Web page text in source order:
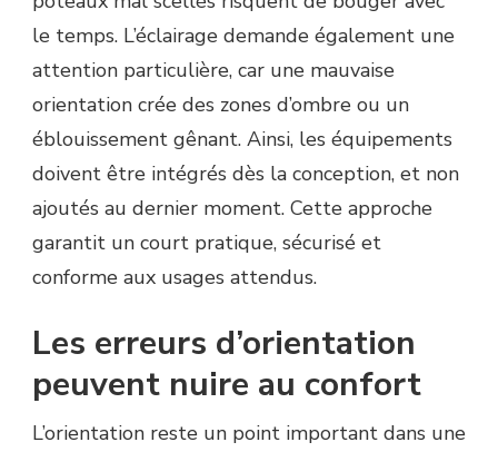
le temps. L’éclairage demande également une
attention particulière, car une mauvaise
orientation crée des zones d’ombre ou un
éblouissement gênant. Ainsi, les équipements
doivent être intégrés dès la conception, et non
ajoutés au dernier moment. Cette approche
garantit un court pratique, sécurisé et
conforme aux usages attendus.
Les erreurs d’orientation
peuvent nuire au confort
L’orientation reste un point important dans une